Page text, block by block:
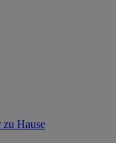
Hause